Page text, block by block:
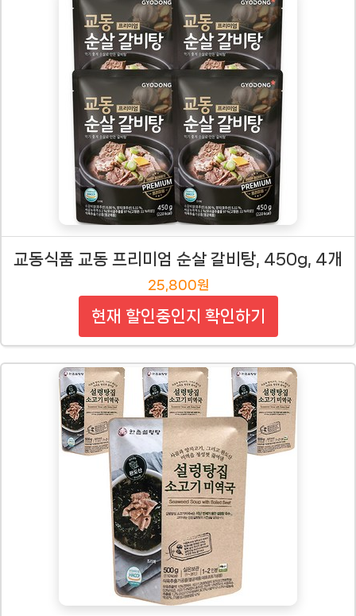
교동식품 교동 프리미엄 순살 갈비탕, 450g, 4개
25,800원
현재 할인중인지 확인하기